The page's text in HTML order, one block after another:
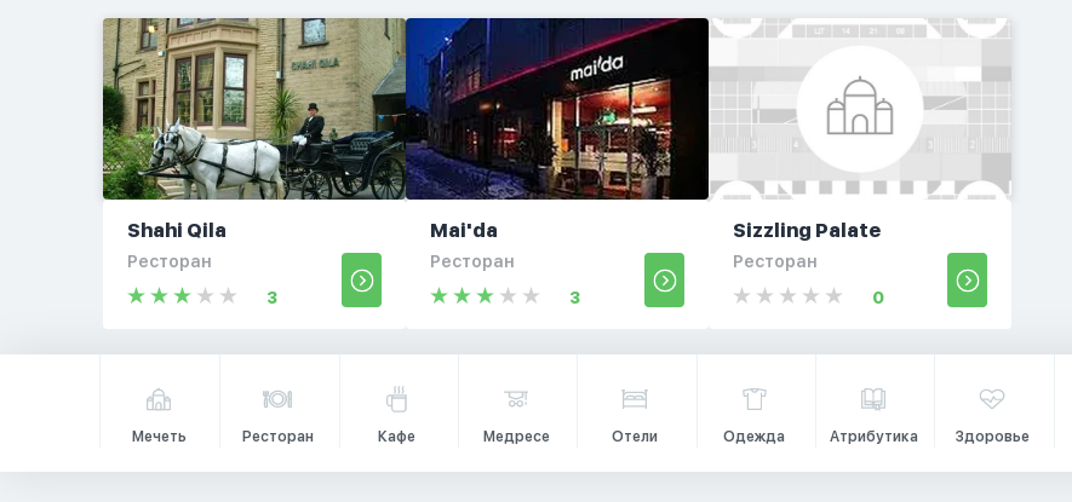
Shahi Qila
Ресторан
3
Mai'da
Ресторан
3
Sizzling Palate
Ресторан
0
Мечеть Ресторан Кафе Медресе Отели Одежда Атрибутика Здоровье